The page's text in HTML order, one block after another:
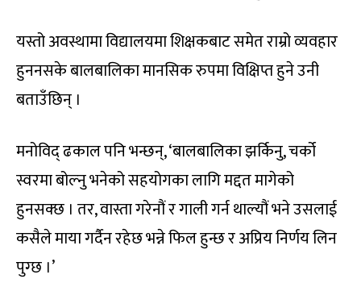
यस्तो अवस्थामा विद्यालयमा शिक्षकबाट समेत राम्रो व्यवहार
हुननसके बालबालिका मानसिक रुपमा विक्षिप्त हुने उनी
बताउँछिन् ।
मनोविद् ढकाल पनि भन्छन्, ‘बालबालिका झर्किनु, चर्को
स्वरमा बोल्नु भनेको सहयोगका लागि मद्दत मागेको
हुनसक्छ । तर, वास्ता गरेनौं र गाली गर्न थाल्यौं भने उसलाई
कसैले माया गर्दैन रहेछ भन्ने फिल हुन्छ र अप्रिय निर्णय लिन
पुग्छ ।’